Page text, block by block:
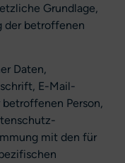
Grundlage,
der betroffenen
Daten,
E-Mail-
Person,
mit den für